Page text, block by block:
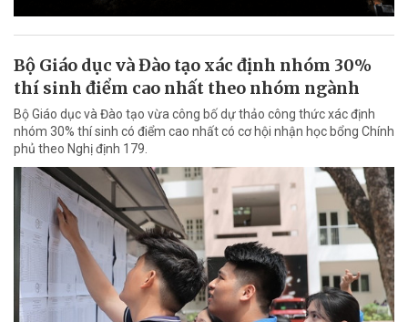
Bộ Giáo dục và Đào tạo xác định nhóm 30%
thí sinh điểm cao nhất theo nhóm ngành
Bộ Giáo dục và Đào tạo vừa công bố dự thảo công thức xác định
nhóm 30% thí sinh có điểm cao nhất có cơ hội nhận học bổng Chính
phủ theo Nghị định 179.